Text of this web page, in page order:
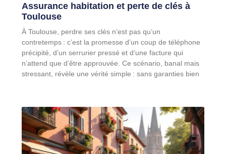
Assurance habitation et perte de clés à
Toulouse
À Toulouse, perdre ses clés n’est pas qu’un
contretemps : c’est la promesse d’un coup de téléphone
précipité, d’un serrurier pressé et d’une facture qui
n’attend que d’être approuvée. Ce scénario, banal mais
stressant, révèle une vérité simple : sans garanties bien